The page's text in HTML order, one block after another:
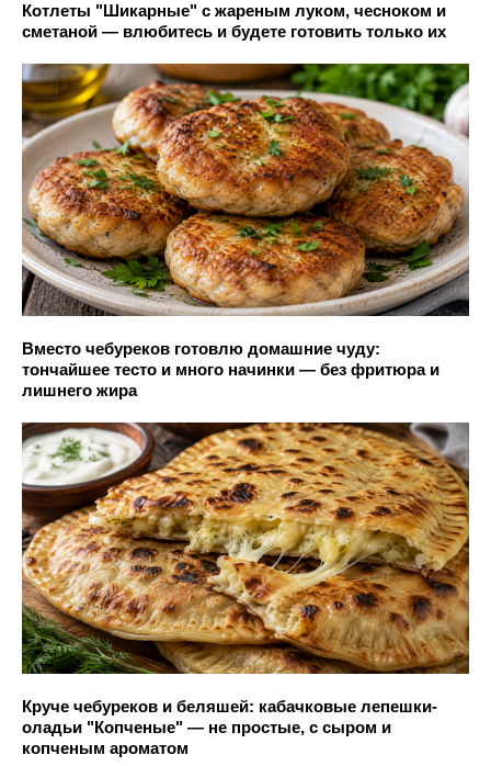
Котлеты "Шикарные" с жареным луком, чесноком и
сметаной — влюбитесь и будете готовить только их
Вместо чебуреков готовлю домашние чуду:
тончайшее тесто и много начинки — без фритюра и
лишнего жира
Круче чебуреков и беляшей: кабачковые лепешки-
оладьи "Копченые" — не простые, с сыром и
копченым ароматом